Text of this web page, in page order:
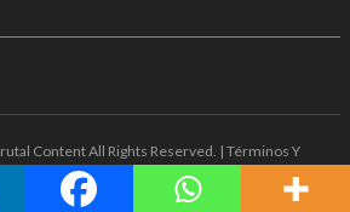
Content All Rights Reserved. | Términos Y
Privacidad